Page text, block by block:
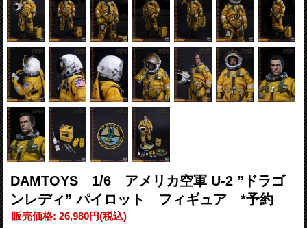
DAMTOYS 1/6 アメリカ空軍 U-2 ”ドラゴ
ンレディ” パイロット フィギュア *予約
販売価格: 26,980円(税込)